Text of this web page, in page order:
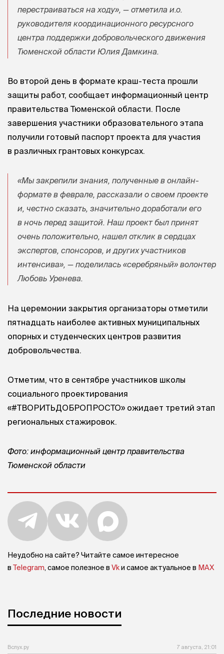
перестраиваться на ходу», — отметила и.о.
руководителя координационного ресурсного
центра поддержки добровольческого движения
Тюменской области Юлия Дамкина.
Во второй день в формате краш-теста прошли
защиты работ, сообщает информационный центр
правительства Тюменской области. После
завершения участники образовательного этапа
получили готовый паспорт проекта для участия
в различных грантовых конкурсах.
«Мы закрепили знания, полученные в онлайн-
формате в феврале, рассказали о своем проекте
и, честно сказать, значительно доработали его
в ночь перед защитой. Наш проект был принят
очень положительно, нашел отклик в сердцах
экспертов, спонсоров, и других участников
интенсива», — поделилась «серебряный» волонтер
Любовь Уренева.
На церемонии закрытия организаторы отметили
пятнадцать наиболее активных муниципальных
опорных и студенческих центров развития
добровольчества.
Отметим, что в сентябре участников школы
социального проектирования
«#ТВОРИТЬДОБРОПРОСТО» ожидает третий этап
региональных стажировок.
Фото: информационный центр правительства
Тюменской области
Неудобно на сайте? Читайте самое интересное
в Telegram, самое полезное в Vkи самое актуальное в MAX
Последние новости
Вслух.ру 7 августа, 21:01